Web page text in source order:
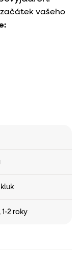
vašeho
kluk
, 1-2 roky